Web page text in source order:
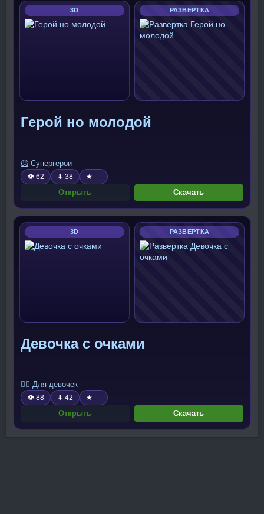
3D РАЗВЕРТКА
Герой но молодой
🦸 Супергерои
👁 62 ⬇ 38 ★ —
Открыть Скачать
3D РАЗВЕРТКА
Девочка с очками
🧍‍♀️ Для девочек
👁 88 ⬇ 42 ★ —
Открыть Скачать